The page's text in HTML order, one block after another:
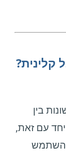
קלינית?
בין
יחד עם זאת,